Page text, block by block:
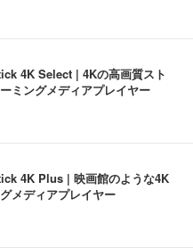
4K Select | 4Kの高画質スト
ミングメディアプレイヤー
4K Plus | 映画館のような4K
メディアプレイヤー